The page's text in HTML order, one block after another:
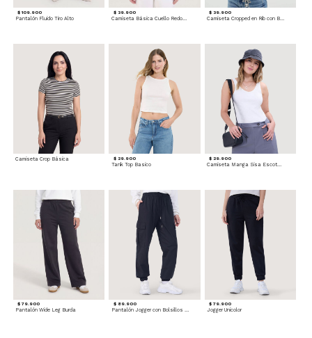
$ 109.900
Pantalón Fluido Tiro Alto
$ 39.900
Camiseta Básica Cuello Redondo
$ 39.900
Camiseta Crop Básica $ 29.900
Tank Top Basico
$ 29.900
$ 79.900
Pantalón Wide Leg Burda
$ 89.900
Pantalón Jogger con Bolsillos Cargo
$ 79.900
Jogger Unicolor